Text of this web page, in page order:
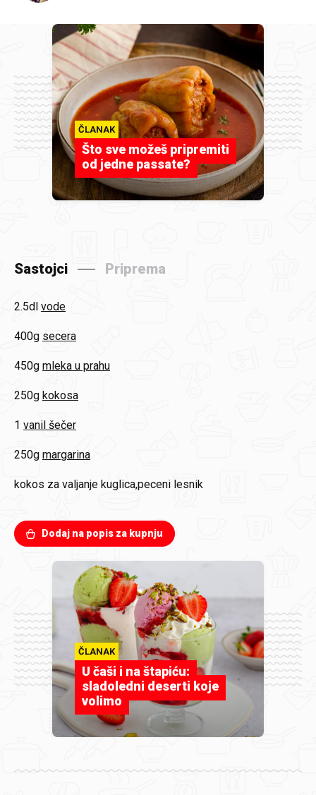
ČLANAK
Što sve možeš pripremiti
od jedne passate?
Sastojci Priprema
2.5dl vode
400g secera
450g mleka u prahu
250g kokosa
1 vanil šečer
250g margarina
kokos za valjanje kuglica,peceni lesnik
Dodaj na popis za kupnju
ČLANAK
U čaši i na štapiću:
sladoledni deserti koje
volimo